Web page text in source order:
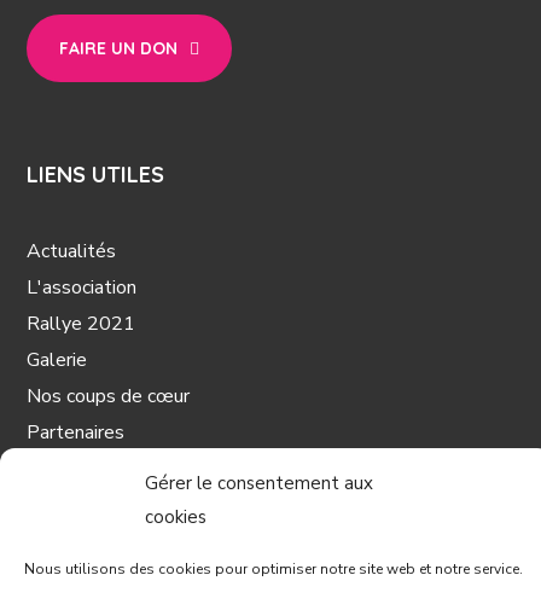
Gérer le consentement aux
cookies
Nous utilisons des cookies pour optimiser notre site web et notre service.
FAIRE UN DON
LIENS UTILES
Actualités
L'association
Rallye 2021
Galerie
Nos coups de cœur
Partenaires
Mentions légales